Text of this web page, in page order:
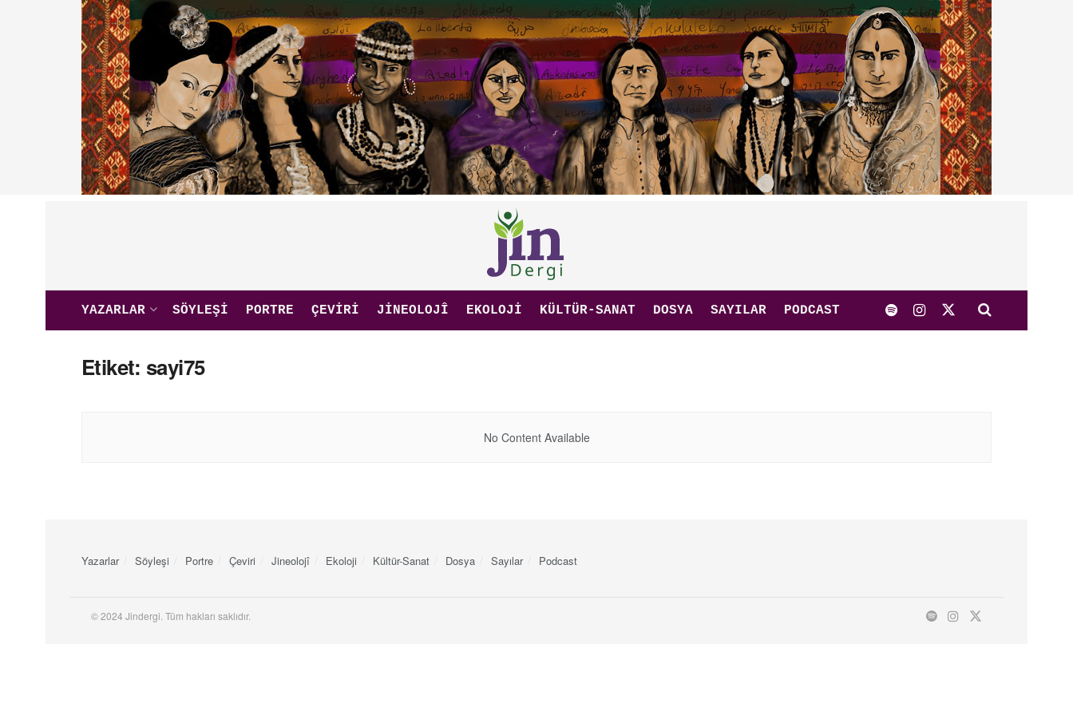
YAZARLAR SÖYLEŞI PORTRE ÇEVIRI JINEOLOJÎ EKOLOJI KÜLTÜR-SANAT DOSYA SAYILAR PODCAST
Etiket: sayi75
No Content Available
Yazarlar Söyleşi Portre Çeviri Jineolojî Ekoloji Kültür-Sanat Dosya Sayılar Podcast
© 2024 Jindergi. Tüm hakları saklıdır.